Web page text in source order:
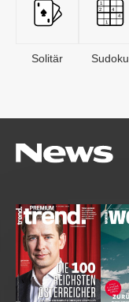
Solitär Sudoku